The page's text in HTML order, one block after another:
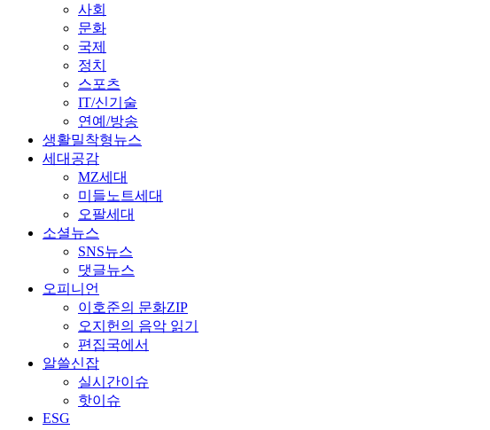
사회
문화
국제
정치
스포츠
IT/신기술
연예/방송
생활밀착형뉴스
세대공감
MZ세대
미들노트세대
오팔세대
소셜뉴스
SNS뉴스
댓글뉴스
오피니언
이호준의 문화ZIP
오지헌의 음악 읽기
편집국에서
알쓸신잡
실시간이슈
핫이슈
ESG